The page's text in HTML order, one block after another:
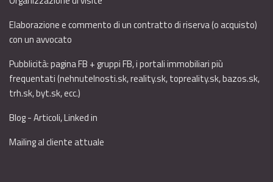
Elaborazione e commento di un contratto di riserva (o acquisto)
con un avvocato
Pubblicità: pagina FB + gruppi FB, i portali immobiliari più
frequentati (nehnutelnosti.sk, reality.sk, topreality.sk, bazos.sk,
trh.sk, byt.sk, ecc.)
Blog - Articoli, Linked in
Mailing al cliente attuale